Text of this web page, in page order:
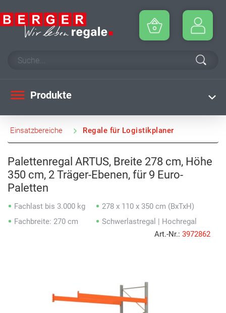
Produkte
Einsatzbereiche Regale für Logistikplaner
Palettenregal ARTUS, Breite 278 cm, Höhe
350 cm, 2 Träger-Ebenen, für 9 Euro-
Paletten
Fachlast bis 3.000 kg
Fachbreite: 270 cm
278 x 110 x 350 cm (BxTxH)
Schwerlastregal | Hochregal
Art.-Nr.: 3972862